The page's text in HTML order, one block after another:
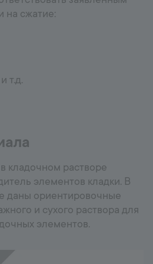
на сжатие:
т.д.
кладочном растворе
элементов кладки. В
даны ориентировочные
и сухого раствора для
элементов.